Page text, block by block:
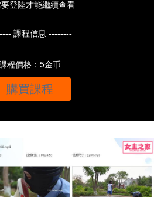
登陸才能繼續查看
課程信息 --------
程價格：5金币
購買課程